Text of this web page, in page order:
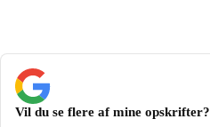
Vil du se flere af mine opskrifter?